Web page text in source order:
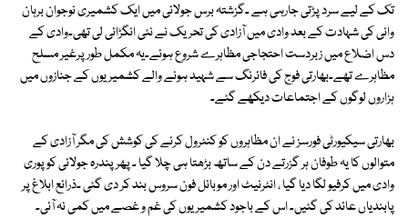
تک کے لیے سرد پڑتی جارہی ہے ۔گزشتہ برس جولائی میں ایک کشمیری نوجوان برہان
وانی کی شہادت کے بعد وادی میں آزادی کی تحریک نے نئی انگڑائی لی تھی۔وادی کے
دس اضلاع میں زبردست احتجاجی مظاہرے شروع ہوئے۔یہ مکمل طورپرغیر مسلح
مظاہرے تھے۔بھارتی فوج کی فائرنگ سے شہید ہونے والے کشمیریوں کے جنازوں میں
ہزاروں لوگوں کے اجتماعات دیکھے گئے۔
بھارتی سیکیورٹی فورسز نے ان مظاہروں کو کنٹرول کرنے کی کوشش کی مگر آزادی کے
متوالوں کا یہ طوفان ہر گزرتے دن کے ساتھ بڑھتا ہی چلا گیا ۔ پھر پندرہ جولائی کو پوری
وادی میں کرفیو لگا دیا گیا ، انٹرنیٹ اور موبائل فون سروس بند کر دی گئی ۔ذرائع ابلاغ پر
پابندیاں عائد کی گئیں۔ اس کے باجود کشمیریوں کی غم و غصے میں کمی نہ آئی۔